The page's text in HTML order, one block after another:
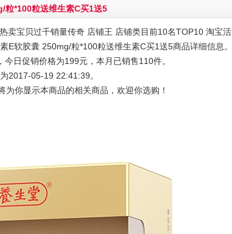
粒*100粒送维生素C买1送5
卖宝贝过千销量传奇 店铺王 店铺类目前10名TOP10 淘宝活
软胶囊 250mg/粒*100粒送维生素C买1送5商品详细信息。
日促销价格为199元，本月已销售110件。
2017-05-19 22:41:39。
你显示本商品的相关商品，欢迎你选购！